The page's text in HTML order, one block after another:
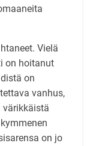
Vielä
on hoitanut
on
vanhus,
värikkäistä
on jo